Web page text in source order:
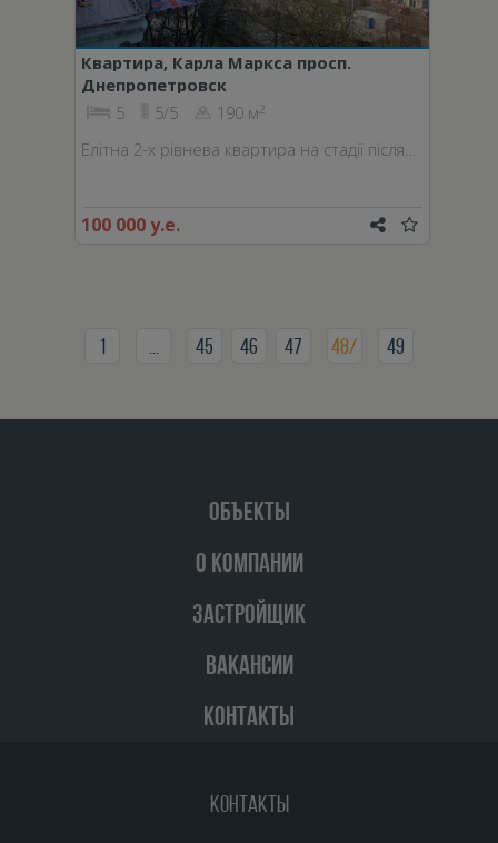
Квартира, Карла Маркса просп.
Днепропетровск
5
5/5 190 м2
Елітна 2-х рівнева квартира на стадії після…
100 000 у.е.
1 45 46 47 48/ 49
ОБЪЕКТЫ
О КОМПАНИИ
ЗАСТРОЙЩИК
ВАКАНСИИ
КОНТАКТЫ
Контакты